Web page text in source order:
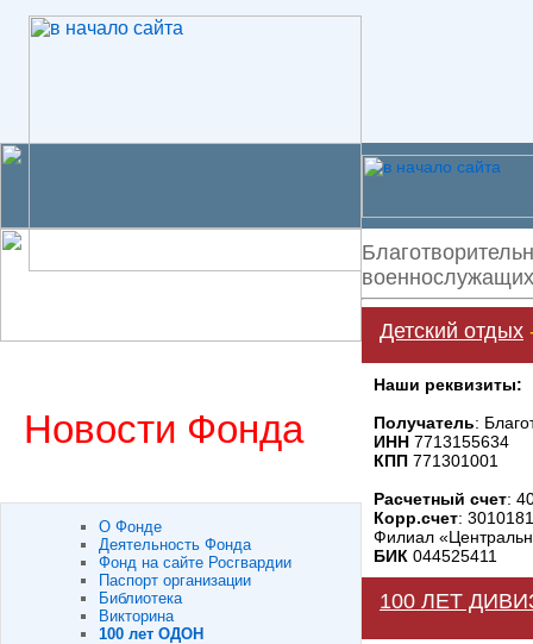
Детский отдых
Новости Фонда
О Фонде
Деятельность Фонда
Фонд на сайте Росгвардии
Паспорт организации
Библиотека
Викторина
100 лет ОДОН
Наши реквизиты:
Получатель:
ИНН 7713155634
КПП 771301001
Расчетный счет:
Корр.счет:
Филиал
БИК 044525411
100 ЛЕТ